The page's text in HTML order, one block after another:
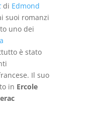
di Edmond
suoi romanzi
uno dei
è stato
Il suo
in Ercole